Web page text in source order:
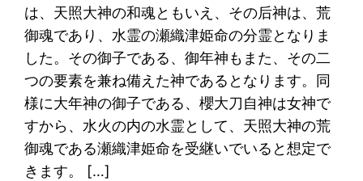
は、天照大神の和魂ともいえ、その后神は、荒
御魂であり、水霊の瀬織津姫命の分霊となりま
した。その御子である、御年神もまた、その二
つの要素を兼ね備えた神であるとなります。同
様に大年神の御子である、櫻大刀自神は女神で
すから、水火の内の水霊として、天照大神の荒
御魂である瀬織津姫命を受継いでいると想定で
きます。 […]